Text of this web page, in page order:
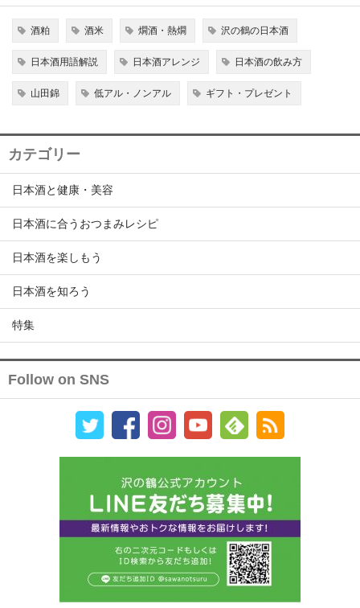
酒粕 酒米 燗酒・熱燗 沢の鶴の日本酒
日本酒用語解説 日本酒アレンジ 日本酒の飲み方
山田錦 低アル・ノンアル ギフト・プレゼント
カテゴリー
日本酒と健康・美容
日本酒に合うおつまみレシピ
日本酒を楽しもう
日本酒を知ろう
特集
Follow on SNS